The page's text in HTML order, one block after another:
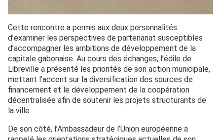
Cette rencontre a permis aux deux personnalités
d’examiner les perspectives de partenariat susceptibles
d’accompagner les ambitions de développement de la
capitale gabonaise. Au cours des échanges, l’édile de
Libreville a présenté les priorités de son action municipale,
mettant l’accent sur la diversification des sources de
financement et le développement de la coopération
décentralisée afin de soutenir les projets structurants de
la ville.
De son côté, l’Ambassadeur de l’Union européenne a